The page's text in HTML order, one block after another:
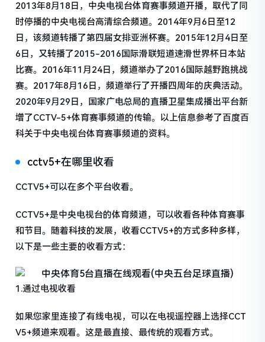
2013年8月18日，中央电视台体育赛事频道开播，取代了同
时停播的中央电视台高清综合频道。2014年9月6日至12
日，该频道转播了第四届女排亚洲杯赛。2015年12月4日至
6日，又转播了2015-2016国际滑联短道速滑世界杯日本站
比赛。2016年11月24日，频道举办了2016国际越野跑挑战
赛。2017年8月16日，频道举行了开播四周年的庆典活动。
2020年9月29日，国家广电总局的直播卫星集成播出平台新
增了CCTV-5+体育赛事频道的传输。以上信息参考了百度百
科关于中央电视台体育赛事频道的资料。
cctv5+在哪里收看
CCTV5+可以在多个平台收看。
CCTV5+是中央电视台的体育频道，可以收看各种体育赛事
和节目。随着科技的发展，收看CCTV5+的方式多种多样，
以下是一些主要的收看方式：
1.通过电视收看
如果您家里连接了有线电视，可以在电视遥控器上选择CCT
V5+频道来观看。这是最直接、最传统的观看方式。